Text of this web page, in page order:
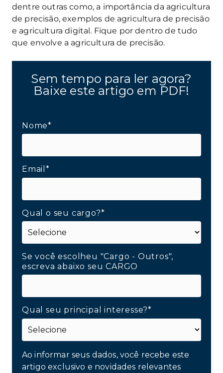
dentre outras como, a importância da agricultura
de precisão, exemplos de agricultura de precisão
e agricultura digital. Fique por dentro de tudo
que envolve a agricultura de precisão.
Sem tempo para ler agora?
Baixe este artigo em PDF!
Nome*
Email*
Qual o seu cargo?*
Se você escolheu "Cargo - Outros",
escreva abaixo seu CARGO
Qual seu principal interesse?*
Ao informar seus dados, você recebe este
artigo exclusivo e novidades relevantes